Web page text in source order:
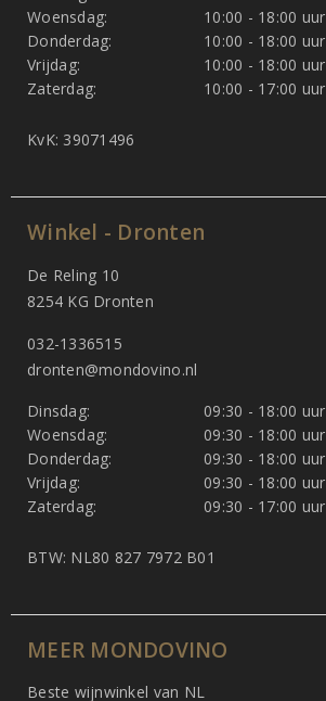
Woensdag:
10:00 - 18:00 uur
Donderdag:
10:00 - 18:00 uur
Vrijdag:
10:00 - 18:00 uur
Zaterdag:
10:00 - 17:00 uur
KvK: 39071496
Winkel - Dronten
De Reling 10
8254 KG Dronten
032-1336515
dronten@mondovino.nl
Dinsdag:
09:30 - 18:00 uur
Woensdag:
09:30 - 18:00 uur
Donderdag:
09:30 - 18:00 uur
Vrijdag:
09:30 - 18:00 uur
Zaterdag:
09:30 - 17:00 uur
BTW: NL80 827 7972 B01
MEER MONDOVINO
Beste wijnwinkel van NL